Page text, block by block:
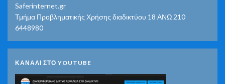
Saferinternet.gr
Τμήμα Προβληματικής Χρήσης διαδικτύου 18 ΑΝΩ 210
6448980
ΚΑΝΑΛΙ ΣΤΟ YOUTUBE